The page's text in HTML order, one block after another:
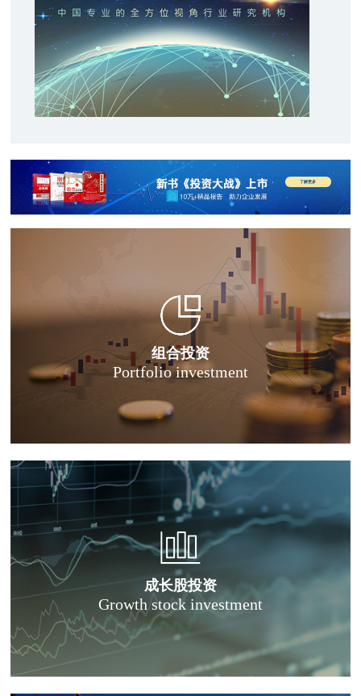
了解更多
组合投资
Portfolio investment
成长股投资
Growth stock investment